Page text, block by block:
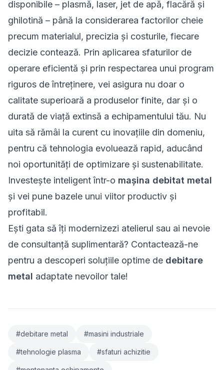
disponibile – plasmă, laser, jet de apă, flacără și
ghilotină – până la considerarea factorilor cheie
precum materialul, precizia și costurile, fiecare
decizie contează. Prin aplicarea sfaturilor de
operare eficientă și prin respectarea unui program
riguros de întreținere, vei asigura nu doar o
calitate superioară a produselor finite, dar și o
durată de viață extinsă a echipamentului tău. Nu
uita să rămâi la curent cu inovațiile din domeniu,
pentru că tehnologia evoluează rapid, aducând
noi oportunități de optimizare și sustenabilitate.
Investește inteligent într-o mașina debitat metal
și vei pune bazele unui viitor productiv și
profitabil.
Ești gata să îți modernizezi atelierul sau ai nevoie
de consultanță suplimentară? Contactează-ne
pentru a descoperi soluțiile optime de debitare
metal adaptate nevoilor tale!
#debitare metal #masini industriale
#tehnologie plasma #sfaturi achizitie